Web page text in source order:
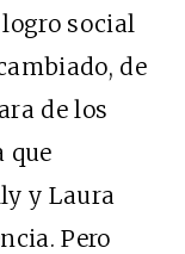
social
de
de los
que
y Laura
Pero